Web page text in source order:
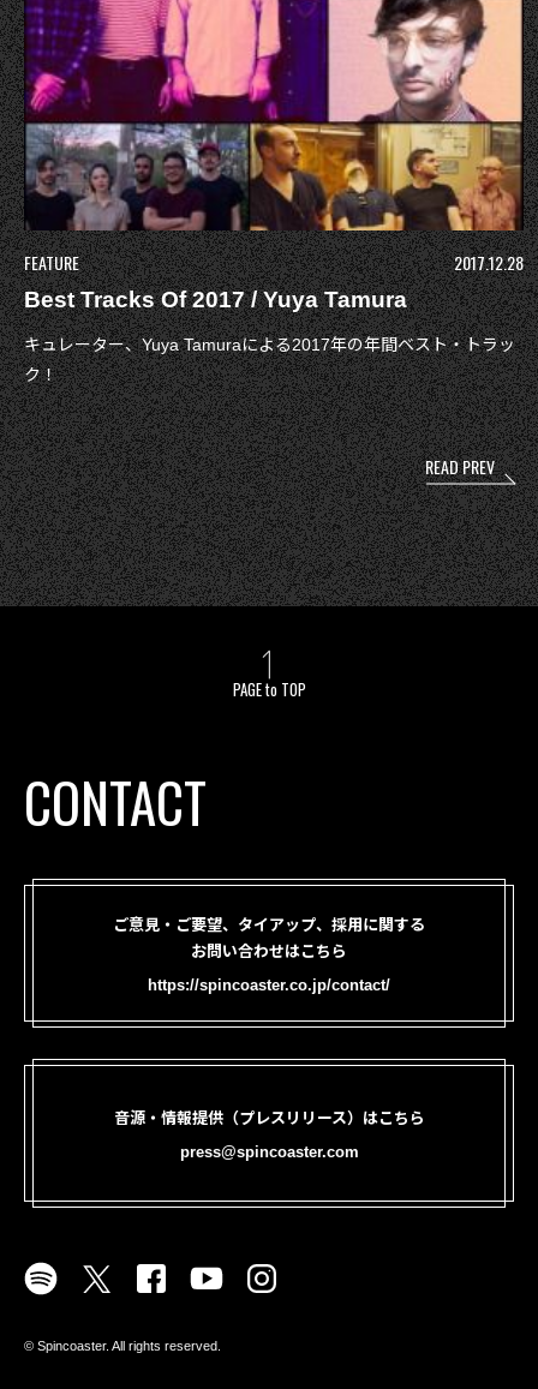
FEATURE
2017.12.28
Best Tracks Of 2017 / Yuya Tamura
キュレーター、Yuya Tamuraによる2017年の年間ベスト・トラッ
ク！
投
稿
ナ
ビ
ゲ
ー
シ
ョ
ン
READ PREV
PAGE to TOP
CONTACT
ご意見・ご要望、タイアップ、採用に関する
お問い合わせはこちら
https://spincoaster.co.jp/contact/
音源・情報提供（プレスリリース）はこちら
press@spincoaster.com
©︎ Spincoaster. All rights reserved.